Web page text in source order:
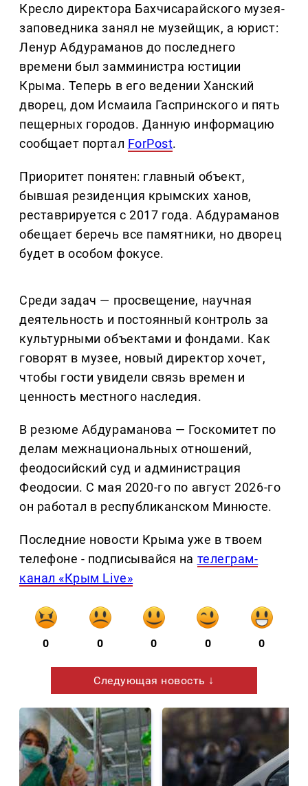
Кресло директора Бахчисарайского музея-
заповедника занял не музейщик, а юрист:
Ленур Абдураманов до последнего
времени был замминистра юстиции
Крыма. Теперь в его ведении Ханский
дворец, дом Исмаила Гаспринского и пять
пещерных городов. Данную информацию
сообщает портал ForPost.
Приоритет понятен: главный объект,
бывшая резиденция крымских ханов,
реставрируется с 2017 года. Абдураманов
обещает беречь все памятники, но дворец
будет в особом фокусе.
Среди задач — просвещение, научная
деятельность и постоянный контроль за
культурными объектами и фондами. Как
говорят в музее, новый директор хочет,
чтобы гости увидели связь времен и
ценность местного наследия.
В резюме Абдураманова — Госкомитет по
делам межнациональных отношений,
феодосийский суд и администрация
Феодосии. С мая 2020-го по август 2026-го
он работал в республиканском Минюсте.
Последние новости Крыма уже в твоем
телефоне - подписывайся на телеграм-
канал «Крым Live»
0 0 0 0 0
Следующая новость ↓